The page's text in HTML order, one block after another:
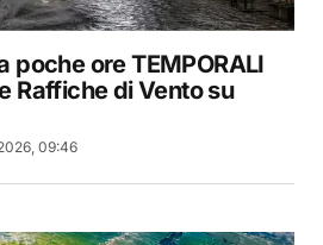
poche ore TEMPORALI
Raffiche di Vento su
09:46